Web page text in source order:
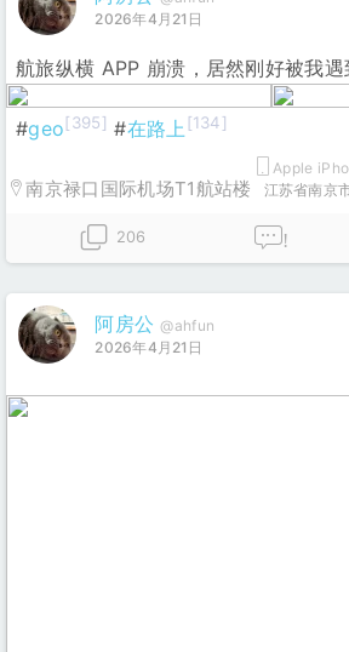
2026年4月21日
航旅纵横 APP 崩溃，居然刚好被我遇
#geo[395] #在路上 [134]
Apple
南京禄口国际机场T1航站楼 江苏省南京
206 !
阿房公 @ahfun
2026年4月21日